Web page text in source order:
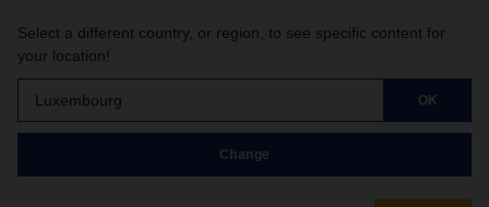
Select a different country, or region, to see specific content for
your location!
Luxembourg OK
Change